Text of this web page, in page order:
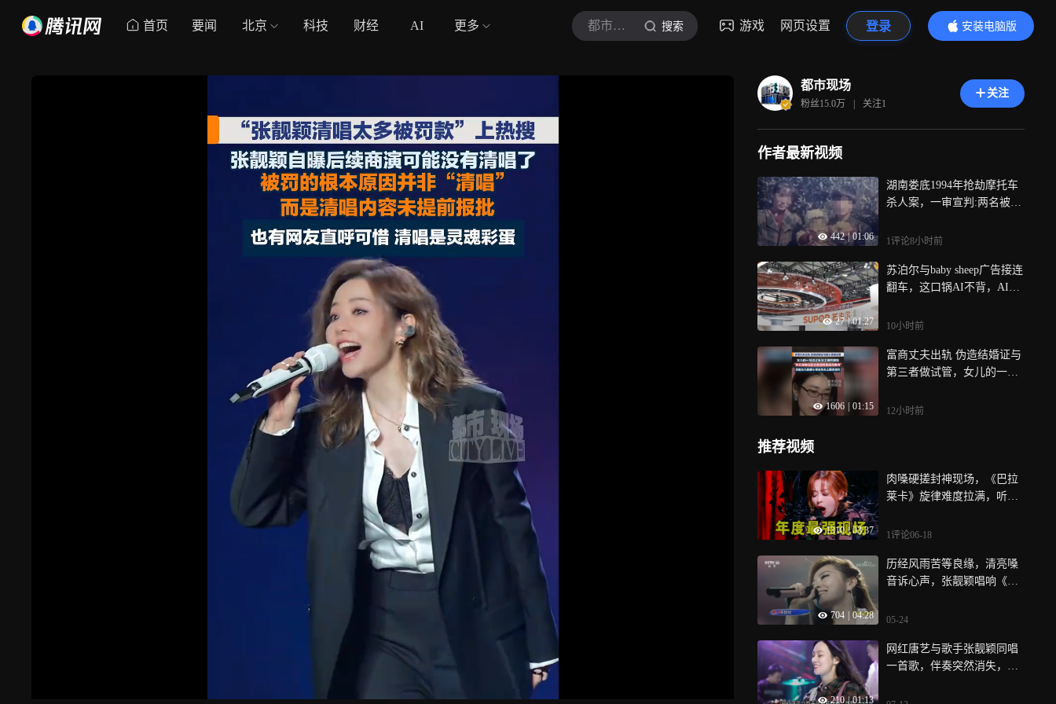
首页 要闻 北京 科技 财经 AI 更多 都市现场 搜索 游戏 网页设置 登录
安装电脑版
内容更精彩
都市现场
粉丝15.0万 | 关注1
关注
作者最新视频
442 | 01:06
湖南娄底1994年抢劫摩托车
杀人案，一审宣判:两名被告
属将申请抗诉
1评论8小时前
27 | 01:27
苏泊尔与baby sheep广告接连
翻车，这口锅AI不背，AI可
牌的责任心，算法可以提升
判断
10小时前
1606 01:15
富商丈夫出轨 伪造结婚证与
第三者做试管，女儿的一句
她在配合我保持家庭完整性”
12小时前
推荐视频
1310 | 03:37
肉嗓硬搓封神现场，《巴拉
莱卡》旋律难度拉满，听完
1评论06-18
704 04:28
历经风雨苦等良缘，清亮嗓
音诉心声，张靓颖唱响《终
05-24
210 | 01:13
网红唐艺与歌手张靓颖同唱
一首歌，伴奏突然消失，差